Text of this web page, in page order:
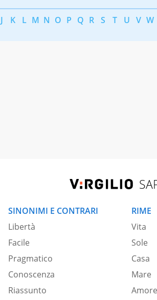
J K L M N O P Q R S T U V W
SINONIMI E CONTRARI
Libertà
Facile
Pragmatico
Conoscenza
Riassunto
RIME
Vita
Sole
Casa
Mare
Amore